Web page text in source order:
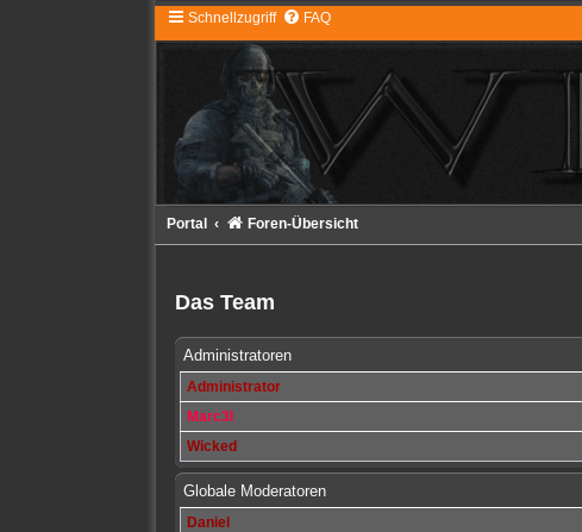
Schnellzugriff FAQ
Portal Foren-Übersicht
Das Team
Administratoren
Administrator
Marc3l
Wicked
Globale Moderatoren
Daniel